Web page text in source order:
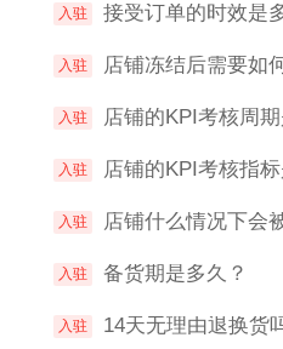
入驻 接受订单的时效是
入驻 店铺冻结后需要如
入驻 店铺的KPI考核周
入驻 店铺的KPI考核指
入驻 店铺什么情况下会
入驻 备货期是多久？
入驻 14天无理由退换货